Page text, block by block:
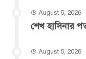
August 5, 2026
শেখ হাসিনার
August 5, 2026